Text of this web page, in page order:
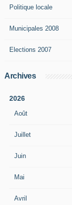
Politique locale
Municipales 2008
Elections 2007
Archives
2026
Août
Juillet
Juin
Mai
Avril